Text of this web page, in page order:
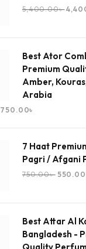
5,400.00৳
Best Ator
Premium
Amber,
Arabia
750.00৳
7 Haat
Pagri / Afgani
750.00৳ 550.00
Best Attar Al
Bangladesh -